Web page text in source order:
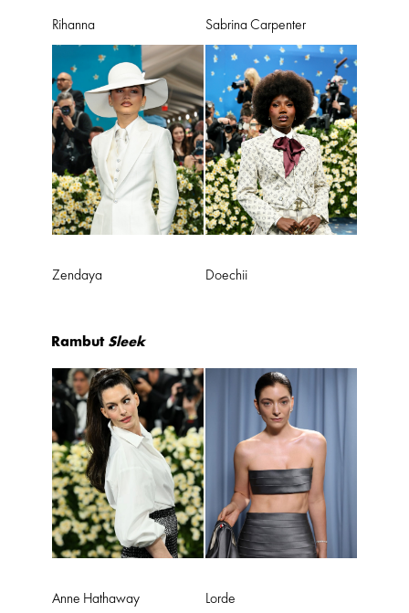
Rihanna Sabrina Carpenter
Zendaya Doechii
Rambut Sleek
Anne Hathaway Lorde